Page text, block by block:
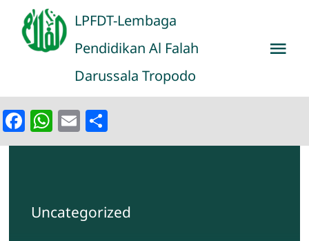
LPFDT-Lembaga
Pendidikan Al Falah
Darussala Tropodo
Facebook
WhatsApp
Email
Uncategorized